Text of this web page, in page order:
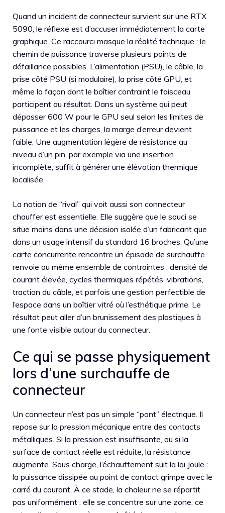
Quand un incident de connecteur survient sur une RTX
5090, le réflexe est d’accuser immédiatement la carte
graphique. Ce raccourci masque la réalité technique : le
chemin de puissance traverse plusieurs points de
défaillance possibles. L’alimentation (PSU), le câble, la
prise côté PSU (si modulaire), la prise côté GPU, et
même la façon dont le boîtier contraint le faisceau
participent au résultat. Dans un système qui peut
dépasser 600 W pour le GPU seul selon les limites de
puissance et les charges, la marge d’erreur devient
faible. Une augmentation légère de résistance au
niveau d’un pin, par exemple via une insertion
incomplète, suffit à générer une élévation thermique
localisée.
La notion de “rival” qui voit aussi son connecteur
chauffer est essentielle. Elle suggère que le souci se
situe moins dans une décision isolée d’un fabricant que
dans un usage intensif du standard 16 broches. Qu’une
carte concurrente rencontre un épisode de surchauffe
renvoie au même ensemble de contraintes : densité de
courant élevée, cycles thermiques répétés, vibrations,
traction du câble, et parfois une gestion perfectible de
l’espace dans un boîtier vitré où l’esthétique prime. Le
résultat peut aller d’un brunissement des plastiques à
une fonte visible autour du connecteur.
Ce qui se passe physiquement
lors d’une surchauffe de
connecteur
Un connecteur n’est pas un simple “pont” électrique. Il
repose sur la pression mécanique entre des contacts
métalliques. Si la pression est insuffisante, ou si la
surface de contact réelle est réduite, la résistance
augmente. Sous charge, l’échauffement suit la loi Joule :
la puissance dissipée au point de contact grimpe avec le
carré du courant. À ce stade, la chaleur ne se répartit
pas uniformément : elle se concentre sur une zone, ce